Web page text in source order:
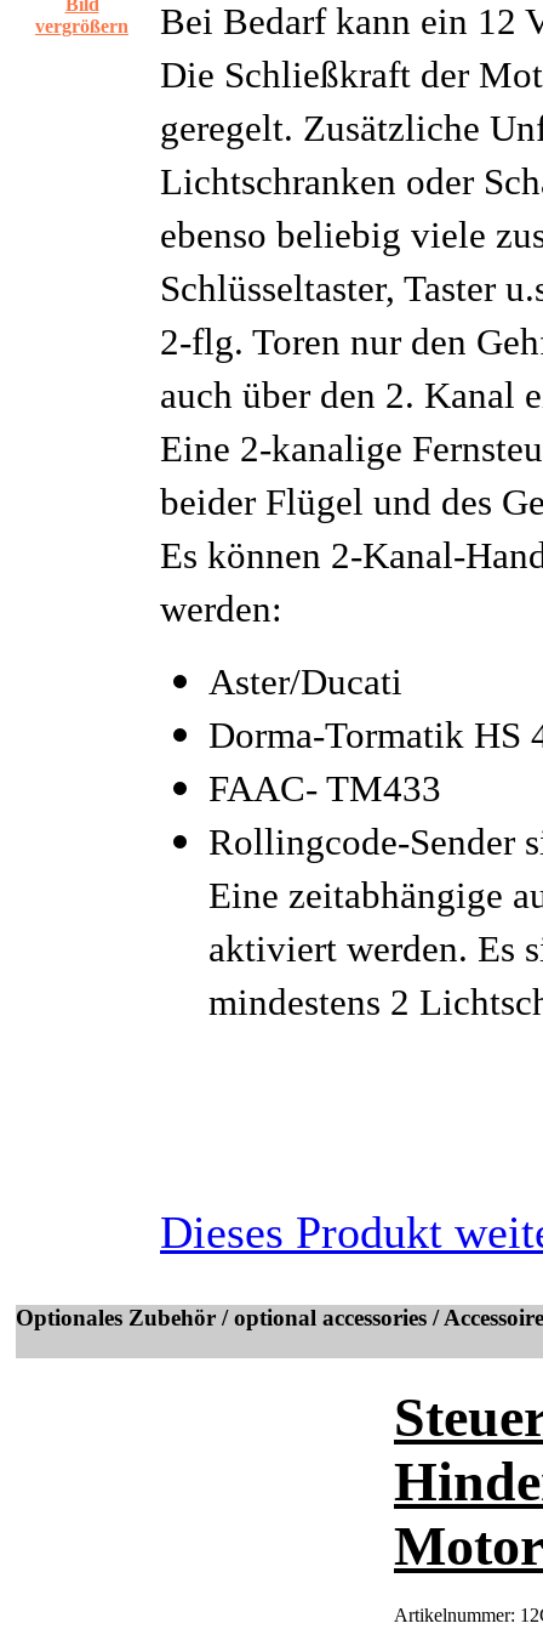
Bild
vergrößern
Bei Bedarf kann ein 12
Die Schließkraft der
geregelt. Zusätzliche
Lichtschranken oder
ebenso beliebig viele
Schlüsseltaster, Taster
2-flg. Toren nur den
auch über den 2. Kanal
Eine 2-kanalige
beider Flügel und des
Es können 2-Kanal-
werden:
Aster/Ducati
Dorma-Tormatik HS
FAAC- TM433
Rollingcode-Sender
Eine zeitabhängige
aktiviert werden. Es
mindestens 2
Dieses Produkt
Optionales Zubehör / optional accessories /
Artikelnummer: